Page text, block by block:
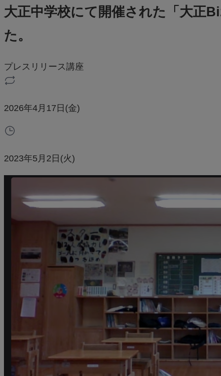
大正中学校にて開催された「大正
た。
プレスリリース講座
2026年4月17日(金)
2023年5月2日(火)